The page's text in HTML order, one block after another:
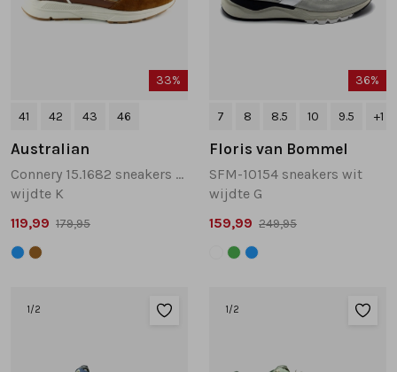
33%
41 42 43 46
Australian
Connery 15.1682 sneakers cognac
wijdte K
119,99 179,95
36%
7 8 8.5 10 9.5 +1
Floris van Bommel
SFM-10154 sneakers wit
wijdte G
159,99 249,95
1 /2 1 /2